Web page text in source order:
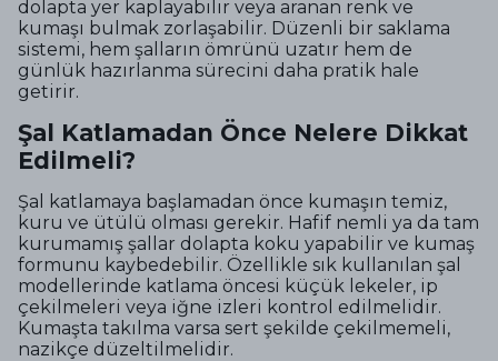
dolapta yer kaplayabilir veya aranan renk ve
kumaşı bulmak zorlaşabilir. Düzenli bir saklama
sistemi, hem şalların ömrünü uzatır hem de
günlük hazırlanma sürecini daha pratik hale
getirir.
Şal Katlamadan Önce Nelere Dikkat
Edilmeli?
Şal katlamaya başlamadan önce kumaşın temiz,
kuru ve ütülü olması gerekir. Hafif nemli ya da tam
kurumamış şallar dolapta koku yapabilir ve kumaş
formunu kaybedebilir. Özellikle sık kullanılan şal
modellerinde katlama öncesi küçük lekeler, ip
çekilmeleri veya iğne izleri kontrol edilmelidir.
Kumaşta takılma varsa sert şekilde çekilmemeli,
nazikçe düzeltilmelidir.